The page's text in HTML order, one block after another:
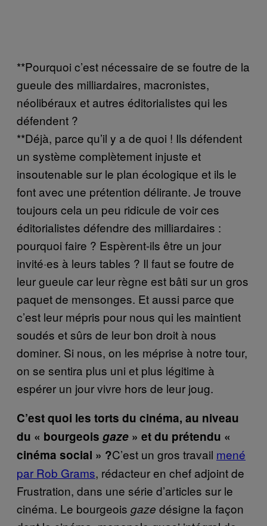
**Pourquoi c’est nécessaire de se foutre de la
gueule des milliardaires, macronistes,
néolibéraux et autres éditorialistes qui les
défendent ?
**Déjà, parce qu’il y a de quoi ! Ils défendent
un système complètement injuste et
insoutenable sur le plan écologique et ils le
font avec une prétention délirante. Je trouve
toujours cela un peu ridicule de voir ces
éditorialistes défendre des milliardaires :
pourquoi faire ? Espèrent-ils être un jour
invité·es à leurs tables ? Il faut se foutre de
leur gueule car leur règne est bâti sur un gros
paquet de mensonges. Et aussi parce que
c’est leur mépris pour nous qui les maintient
soudés et sûrs de leur bon droit à nous
dominer. Si nous, on les méprise à notre tour,
on se sentira plus uni et plus légitime à
espérer un jour vivre hors de leur joug.
C’est quoi les torts du cinéma, au niveau
du « bourgeois gaze » et du prétendu «
cinéma social » ?C’est un gros travail mené
par Rob Grams, rédacteur en chef adjoint de
Frustration, dans une série d’articles sur le
cinéma. Le bourgeois gaze désigne la façon